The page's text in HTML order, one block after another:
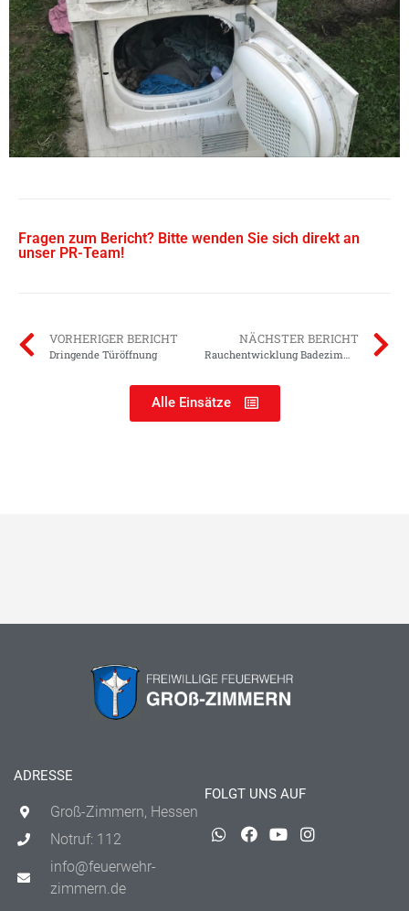
Fragen zum Bericht? Bitte wenden Sie sich direkt an
unser PR-Team!
VORHERIGER BERICHT
Dringende Türöffnung
NÄCHSTER BERICHT
Rauchentwicklung Badezimmer
Alle Einsätze
ADRESSE
Groß-Zimmern, Hessen
Notruf: 112
info@feuerwehr-
zimmern.de
FOLGT UNS AUF